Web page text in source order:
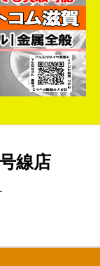
線店